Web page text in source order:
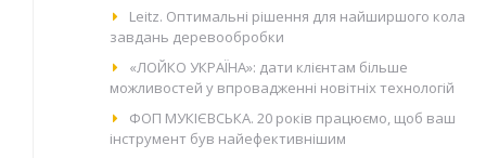
Leitz. Оптимальні рішення для найширшого кола
завдань деревообробки
«ЛОЙКО УКРАЇНА»: дати клієнтам більше
можливостей у впровадженні новітніх технологій
ФОП МУКІЄВСЬКА. 20 років працюємо, щоб ваш
інструмент був найефективнішим